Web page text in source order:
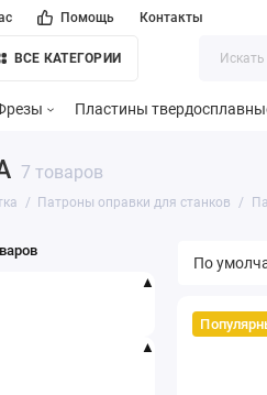
Помощь Контакты
ВСЕ КАТЕГОРИИ
Пластины
7 товаров
Патроны оправки для станков